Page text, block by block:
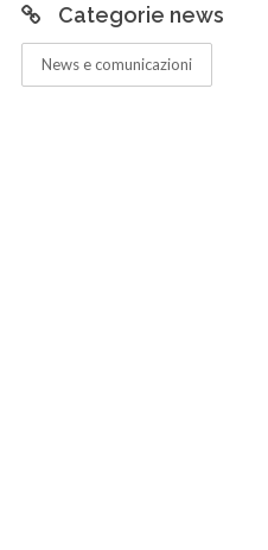
Categorie news
News e comunicazioni